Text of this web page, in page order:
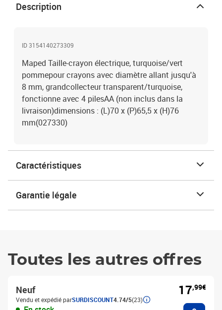
Description
ID 3154140273309
Maped Taille-crayon électrique, turquoise/vert
pommepour crayons avec diamètre allant jusqu'à
8 mm, grandcollecteur transparent/turquoise,
fonctionne avec 4 pilesAA (non inclus dans la
livraison)dimensions : (L)70 x (P)65,5 x (H)76
mm(027330)
Caractéristiques
Garantie légale
Toutes les autres offres
Neuf
Vendu et expédié parSURDISCOUNT4.74/5(23)
17,99€